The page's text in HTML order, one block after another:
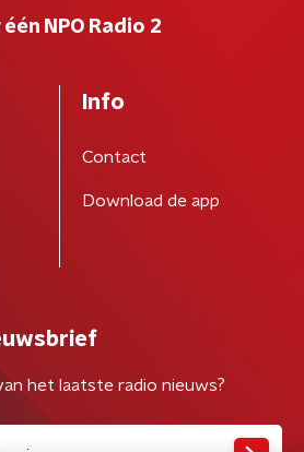
één NPO Radio 2
Info
Contact
Download de app
het laatste radio nieuws?